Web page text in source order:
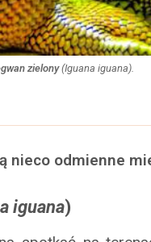
zielony(Iguana iguana).
nieco odmienne
iguana)